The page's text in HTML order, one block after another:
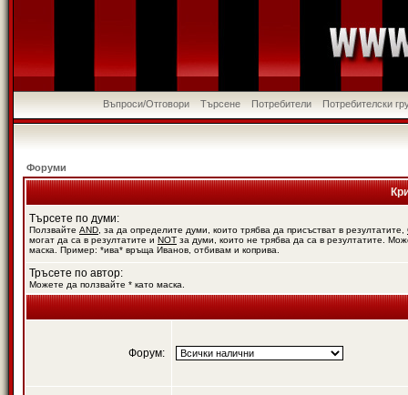
Въпроси/Отговори Търсене Потребители Потребителски
Форуми
Търсете по думи:
Ползвайте AND , за да определите думи, които трябва да присъстват в резултатите,
могат да са в резултатите и NOT за думи, които не трябва да са в резултатите.
маска. Пример: *ива* връща Иванов, отбивам и коприва.
Тръсете по автор:
Можете да ползвайте * като маска.
Форум: